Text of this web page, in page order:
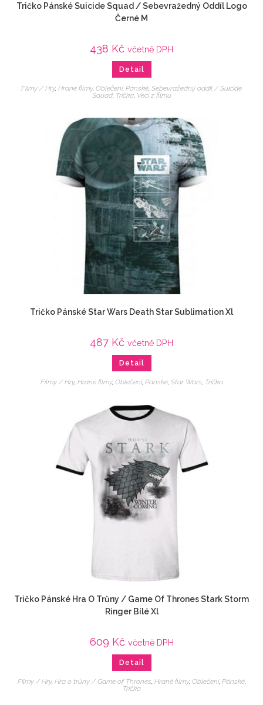
Tričko Pánské Suicide Squad / Sebevražedný Oddíl Logo
Černé M
438 Kč včetně DPH
Detail
Filmy / Hry, Hrané filmy, Oblečení, Pánské Sebevražedný oddíl / Suicide
Squad, Trička, Veci z filmu
Tričko Pánské Star Wars Death Star Sublimation Xl
487 Kč včetně DPH
Detail
Filmy / Hry, Hrané filmy, Oblečení, Pánské, Star Wars, Trička
Tričko Pánské Hra O Trůny / Game Of Thrones Stark Storm
Ringer Bílé Xl
609 Kč včetně DPH
Detail
Filmy / Hry, Hra o trůny / Game of Thrones Hrané filmy, Oblečení, Pánské,
Trička